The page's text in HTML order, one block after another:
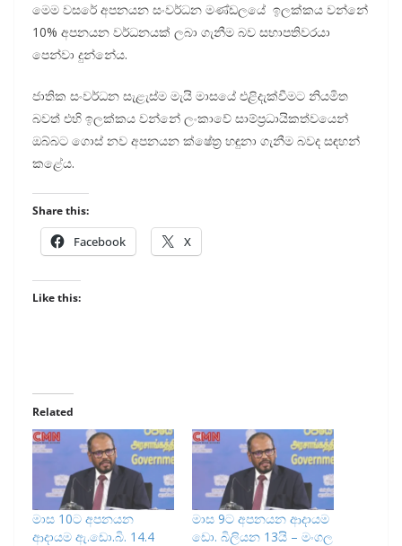
මෙම වසරේ අපනයන සංවර්ධන මණ්ඩලයේ ඉලක්කය වන්නේ
10% අපනයන වර්ධනයක් ලබා ගැනීම බව සභාපතිවරයා
පෙන්වා දුන්නේය.
ජාතික සංවර්ධන සැළැස්ම මැයි මාසයේ එළිදැක්වීමට නියමිත
බවත් එහි ඉලක්කය වන්නේ ලංකාවේ සාම්ප්‍රධායිකත්වයෙන්
ඔබ්බට ගොස් නව අපනයන ක්ෂේත්‍ර හඳුනා ගැනීම බවද සඳහන්
කළේය.
Share this:
Facebook X
Like this:
Related
මාස 10ට අපනයන
ආදායම ඇ.ඩො.බි. 14.4
මාස 9ට අපනයන ආදායම
ඩො. බිලියන 13යි – මංගල